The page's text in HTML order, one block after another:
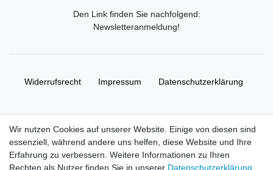
Den Link finden Sie nachfolgend:
Newsletteranmeldung!
Widerrufs­recht Impressum Daten­schutz­erklärung
© Copyright 2026 | Alle Rechte vorbehalten. HL-
Handelsgesellschaft mbH.
Wir nutzen Cookies auf unserer Website. Einige von diesen sind
essenziell, während andere uns helfen, diese Website und Ihre
Erfahrung zu verbessern. Weitere Informationen zu Ihren
Rechten als Nutzer finden Sie in unserer Daten­schutz­erklärung